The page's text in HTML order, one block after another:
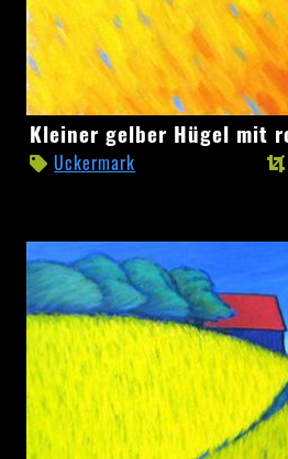
Kleiner
gelber
Hügel
Dächern
Kleiner gelber Hügel mit
Uckermark